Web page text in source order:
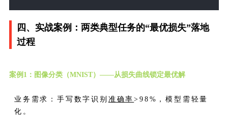
四、实战案例：两类典型任务的“最优损失”落地
过程
案例1：图像分类（MNIST）——从损失曲线锁定最优解
业务需求：手写数字识别 准确率>98%，模型需轻量
化。